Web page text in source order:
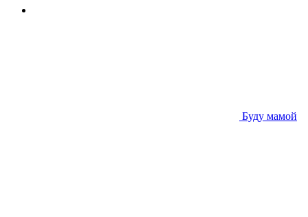
Буду мамой